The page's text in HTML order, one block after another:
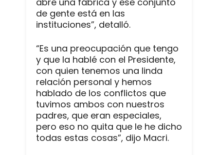
de gente está en las
instituciones”, detalló.
“Es una preocupación que tengo
y que la hablé con el Presidente,
con quien tenemos una linda
relación personal y hemos
hablado de los conflictos que
tuvimos ambos con nuestros
padres, que eran especiales,
pero eso no quita que le he dicho
todas estas cosas”, dijo Macri.